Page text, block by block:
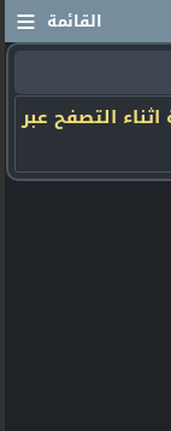
≡ القائمة
التصفح عبر